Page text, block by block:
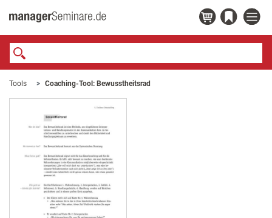
Tools Coaching-Tool: Bewusstheitsrad